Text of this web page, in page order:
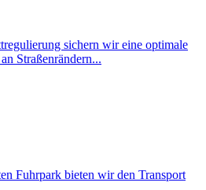
sichern wir eine optimale
Straßenrändern...
Fuhrpark bieten wir den Transport